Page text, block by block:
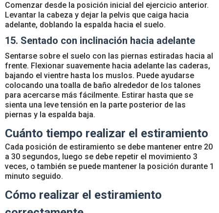
Comenzar desde la posición inicial del ejercicio anterior.
Levantar la cabeza y dejar la pelvis que caiga hacia
adelante, doblando la espalda hacia el suelo.
15. Sentado con inclinación hacia adelante
Sentarse sobre el suelo con las piernas estiradas hacia al
frente. Flexionar suavemente hacia adelante las caderas,
bajando el vientre hasta los muslos. Puede ayudarse
colocando una toalla de baño alrededor de los talones
para acercarse más fácilmente. Estirar hasta que se
sienta una leve tensión en la parte posterior de las
piernas y la espalda baja.
Cuánto tiempo realizar el estiramiento
Cada posición de estiramiento se debe mantener entre 20
a 30 segundos, luego se debe repetir el movimiento 3
veces, o también se puede mantener la posición durante 1
minuto seguido.
Cómo realizar el estiramiento